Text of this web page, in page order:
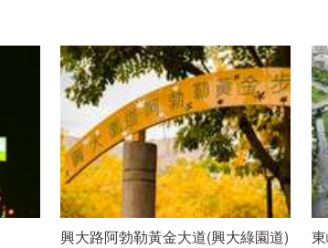
興大路阿勃勒黃金大道(興大綠園道)